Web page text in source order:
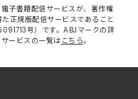
子書籍配信サービスが、著作権
正規版配信サービスであること
号）です。ABJマークの詳
ービスの一覧は こちら。